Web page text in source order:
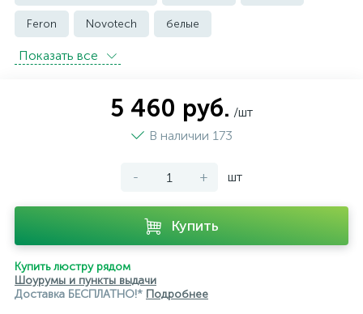
Feron Novotech белые
встраиваемые трековые
модульные трековые подвесные трековые
светильники для модульной системы
черные ЭРА Crystal Lux Ambrella
Показать всe
5 460 руб. /шт
В наличии 173
- + шт
Купить
Купить люстру рядом
Шоурумы и пункты выдачи
Доставка БЕСПЛАТНО!* Подробнее